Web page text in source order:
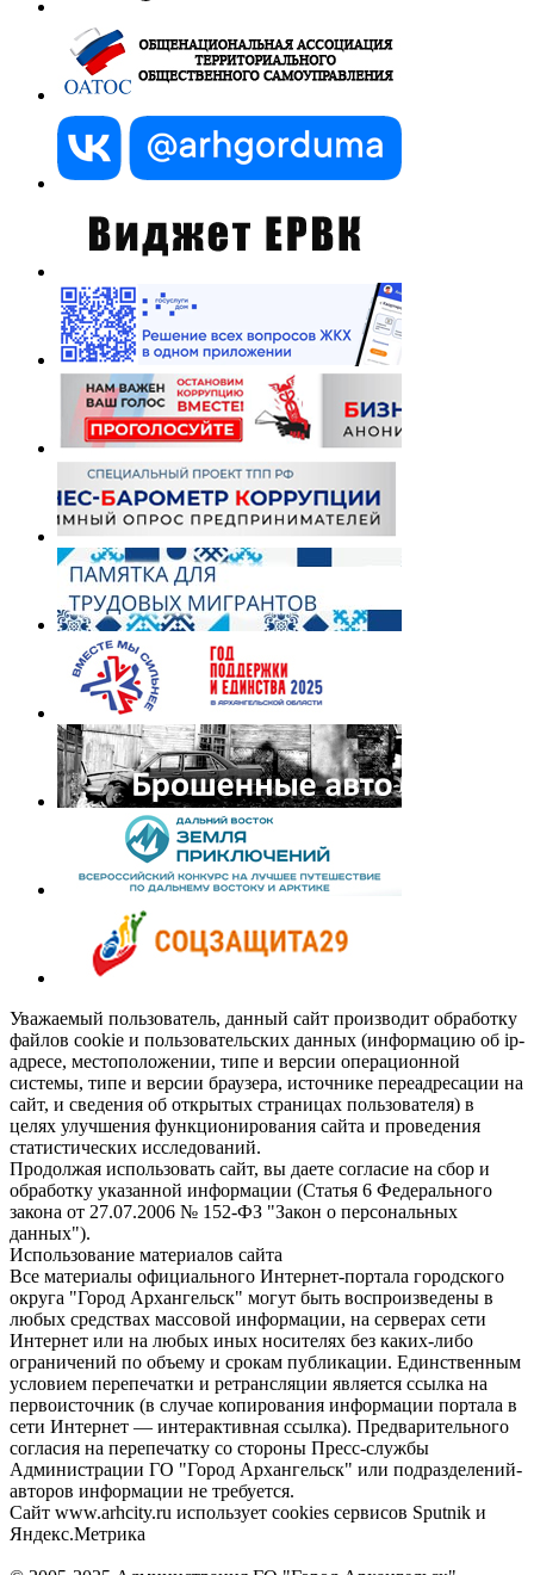
Уважаемый пользователь, данный сайт производит обработку
файлов cookie и пользовательских данных (информацию об ip-
адресе, местоположении, типе и версии операционной
системы, типе и версии браузера, источнике переадресации на
сайт, и сведения об открытых страницах пользователя) в
целях улучшения функционирования сайта и проведения
статистических исследований.
Продолжая использовать сайт, вы даете согласие на сбор и
обработку указанной информации (Статья 6 Федерального
закона от 27.07.2006 № 152-ФЗ "Закон о персональных
данных").
Использование материалов сайта
Все материалы официального Интернет-портала городского
округа "Город Архангельск" могут быть воспроизведены в
любых средствах массовой информации, на серверах сети
Интернет или на любых иных носителях без каких-либо
ограничений по объему и срокам публикации. Единственным
условием перепечатки и ретрансляции является ссылка на
первоисточник (в случае копирования информации портала в
сети Интернет — интерактивная ссылка). Предварительного
согласия на перепечатку со стороны Пресс-службы
Администрации ГО "Город Архангельск" или подразделений-
авторов информации не требуется.
Сайт www.arhcity.ru использует cookies сервисов Sputnik и
Яндекс.Метрика